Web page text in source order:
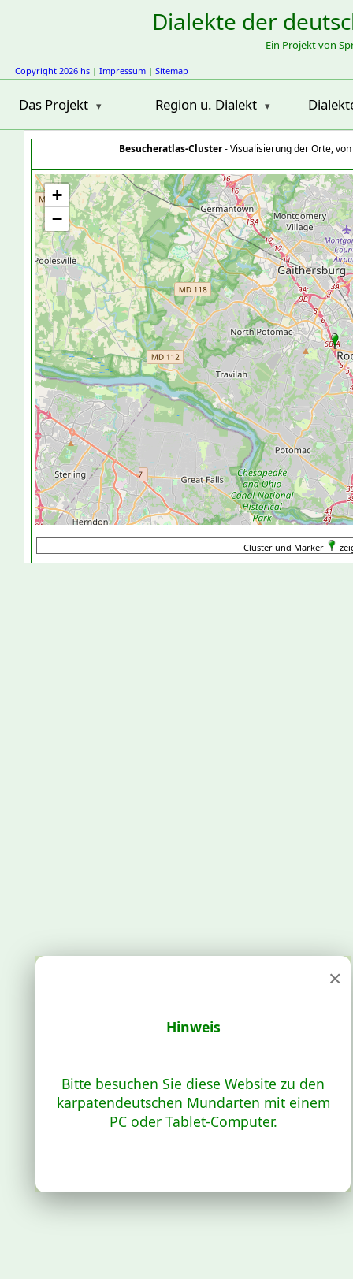
Dialekte der
Ein Projekt von
Copyright 2026 hs | Impressum | Sitemap
Das Projekt Region u. Dialekt
Besucheratlas-Cluster- Visualisierung der Orte,
+
−
Cluster und Marker
×
Hinweis
Bitte besuchen Sie diese Website zu den
karpatendeutschen Mundarten mit einem
PC oder Tablet-Computer.